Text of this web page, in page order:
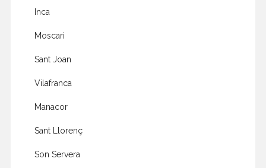
Inca
Moscari
Sant Joan
Vilafranca
Manacor
Sant Llorenç
Son Servera